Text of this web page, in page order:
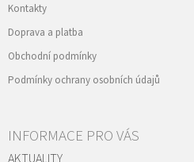
Kontakty
Doprava a platba
Obchodní podmínky
Podmínky ochrany osobních údajů
INFORMACE PRO VÁS